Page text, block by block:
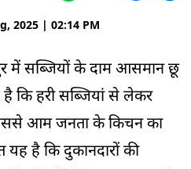
2025 | 02:14 PM
में सब्जियों के दामआसमानछू
कि हरी सब्जियां से लेकर
आम जनता के किचन का
है कि दुकानदारों की